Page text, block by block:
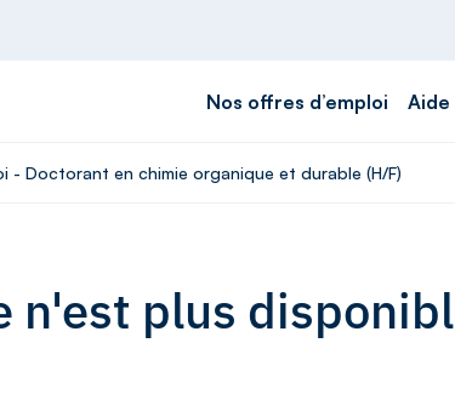
Nos offres d’emploi Aide
- Doctorant en chimie organique et durable (H/F)
n'est plus